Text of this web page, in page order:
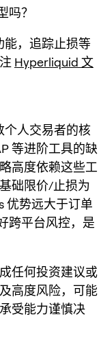
吗？
，追踪止损等
Hyperliquid 文
个人交易者的核
等进阶工具的缺
高度依赖这些工
础限价/止损为
优势远大于订单
跨平台风控，是
任何投资建议或
高度风险，可能
受能力谨慎决